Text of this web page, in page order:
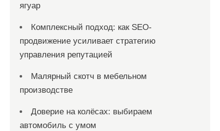
ягуар
Комплексный подход: как SEO-
продвижение усиливает стратегию
управления репутацией
Малярный скотч в мебельном
производстве
Доверие на колёсах: выбираем
автомобиль с умом